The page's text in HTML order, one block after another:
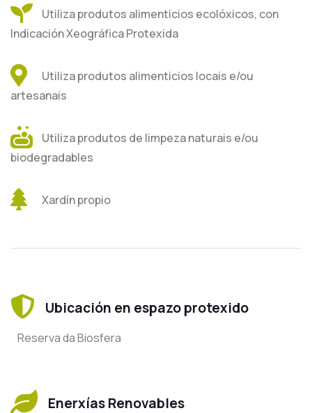
Utiliza produtos alimenticios ecolóxicos, con
Indicación Xeográfica Protexida
Utiliza produtos alimenticios locais e/ou
artesanais
Utiliza produtos de limpeza naturais e/ou
biodegradables
Xardín propio
Ubicación en espazo protexido
Reserva da Biosfera
Enerxías Renovables